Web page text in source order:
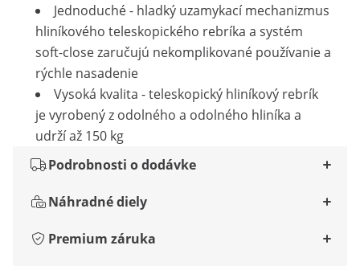
Jednoduché - hladký uzamykací mechanizmus
hliníkového teleskopického rebríka a systém
soft-close zaručujú nekomplikované používanie a
rýchle nasadenie
Vysoká kvalita - teleskopický hliníkový rebrík
je vyrobený z odolného a odolného hliníka a
udrží až 150 kg
Podrobnosti o dodávke
Náhradné diely
Premium záruka